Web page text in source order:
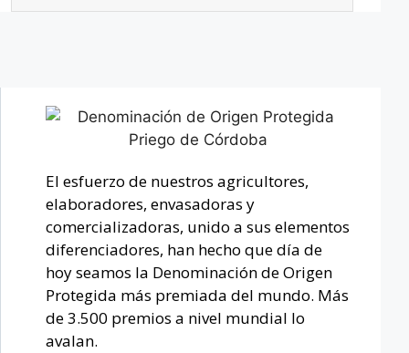
El esfuerzo de nuestros agricultores,
elaboradores, envasadoras y
comercializadoras, unido a sus elementos
diferenciadores, han hecho que día de
hoy seamos la Denominación de Origen
Protegida más premiada del mundo. Más
de 3.500 premios a nivel mundial lo
avalan.